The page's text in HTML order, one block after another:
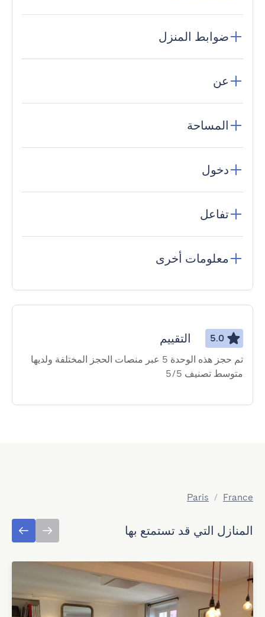
ضوابط المنزل
عن
المساحة
دخول
تفاعل
معلومات أخرى
5.0 التقييم
تم حجز هذه الوحدة 5 عبر منصات الحجز المختلفة ولديها
متوسط ​​تصنيف 5/5
France
/
Paris
المنازل التي قد تستمتع بها